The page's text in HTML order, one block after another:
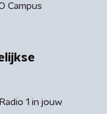
Campus
1 in jouw